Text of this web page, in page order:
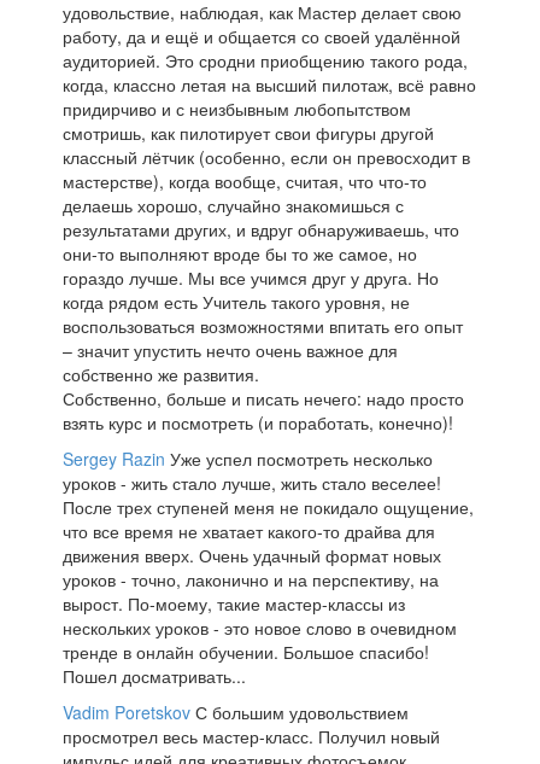
удовольствие, наблюдая, как Мастер делает свою
работу, да и ещё и общается со своей удалённой
аудиторией. Это сродни приобщению такого рода,
когда, классно летая на высший пилотаж, всё равно
придирчиво и с неизбывным любопытством
смотришь, как пилотирует свои фигуры другой
классный лётчик (особенно, если он превосходит в
мастерстве), когда вообще, считая, что что-то
делаешь хорошо, случайно знакомишься с
результатами других, и вдруг обнаруживаешь, что
они-то выполняют вроде бы то же самое, но
гораздо лучше. Мы все учимся друг у друга. Но
когда рядом есть Учитель такого уровня, не
воспользоваться возможностями впитать его опыт
– значит упустить нечто очень важное для
собственно же развития.
Собственно, больше и писать нечего: надо просто
взять курс и посмотреть (и поработать, конечно)!
Sergey Razin Уже успел посмотреть несколько
уроков - жить стало лучше, жить стало веселее!
После трех ступеней меня не покидало ощущение,
что все время не хватает какого-то драйва для
движения вверх. Очень удачный формат новых
уроков - точно, лаконично и на перспективу, на
вырост. По-моему, такие мастер-классы из
нескольких уроков - это новое слово в очевидном
тренде в онлайн обучении. Большое спасибо!
Пошел досматривать...
Vadim Poretskov С большим удовольствием
просмотрел весь мастер-класс. Получил новый